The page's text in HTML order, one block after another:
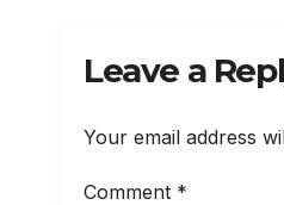
Leave a
Your email address
Comment *